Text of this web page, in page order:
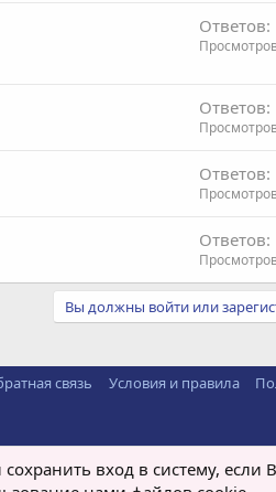
Ответов
Ответов
Ответов
Ответов
Вы должны войти или
связь Условия и правила
вход в систему, если